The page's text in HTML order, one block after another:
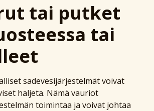
tai putket
tai
sadevesijärjestelmät voivat
haljeta. Nämä vauriot
toimintaa ja voivat johtaa